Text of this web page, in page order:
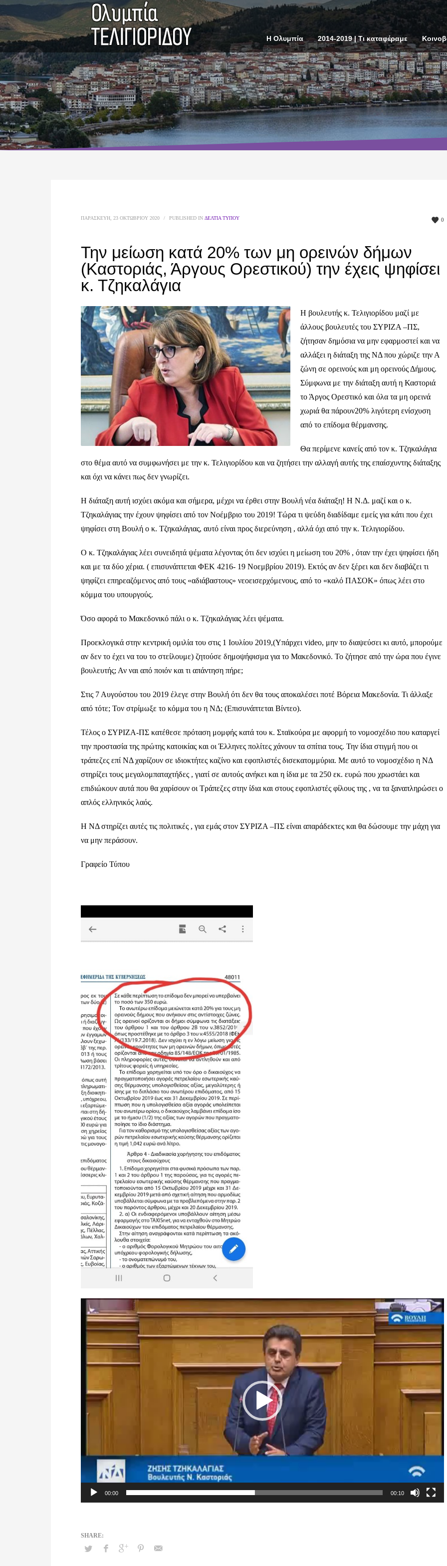
Η Ολυμπία 2014-2019 | Τι καταφέραμε
0
ΠΑΡΑΣΚΕΥΉ, 23 ΟΚΤΩΒΡΊΟΥ 2020 / PUBLISHED IN ΔΕΛΤΊΑ ΤΎΠΟΥ
Την μείωση κατά 20% των μη ορεινών δήμων
(Καστοριάς, Άργους Ορεστικού) την έχεις ψηφίσει
κ. Τζηκαλάγια
Η βουλευτής κ. Τελιγιορίδου μαζί με
άλλους βουλευτές του ΣΥΡΙΖΑ –ΠΣ,
ζήτησαν δημόσια να μην εφαρμοστεί και να
αλλάξει η διάταξη της ΝΔ που χώριζε την Α
ζώνη σε ορεινούς και μη ορεινούς Δήμους.
Σύμφωνα με την διάταξη αυτή η Καστοριά
το Άργος Ορεστικό και όλα τα μη ορεινά
χωριά θα πάρουν20% λιγότερη ενίσχυση
από το επίδομα θέρμανσης.
Θα περίμενε κανείς από τον κ. Τζηκαλάγια
στο θέμα αυτό να συμφωνήσει με την κ. Τελιγιορίδου και να ζητήσει την αλλαγή αυτής της επαίσχυντης διάταξης
και όχι να κάνει πως δεν γνωρίζει.
Η διάταξη αυτή ισχύει ακόμα και σήμερα, μέχρι να έρθει στην Βουλή νέα διάταξη! Η Ν.Δ. μαζί και ο κ.
Τζηκαλάγιας την έχουν ψηφίσει από τον Νοέμβριο του 2019! Τώρα τι ψεύδη διαδίδαμε εμείς για κάτι που έχει
ψηφίσει στη Βουλή ο κ. Τζηκαλάγιας, αυτό είναι προς διερεύνηση , αλλά όχι από την κ. Τελιγιορίδου.
Ο κ. Τζηκαλάγιας λέει συνειδητά ψέματα λέγοντας ότι δεν ισχύει η μείωση του 20% , όταν την έχει ψηφίσει ήδη
και με τα δύο χέρια. ( επισυνάπτεται ΦΕΚ 4216- 19 Νοεμβρίου 2019). Εκτός αν δεν ξέρει και δεν διαβάζει τι
ψηφίζει επηρεαζόμενος από τους «αδιάβαστους» νεοεισερχόμενους, από το «καλό ΠΑΣΟΚ» όπως λέει στο
κόμμα του υπουργούς.
Όσο αφορά το Μακεδονικό πάλι ο κ. Τζηκαλάγιας λέει ψέματα.
Προεκλογικά στην κεντρική ομιλία του στις 1 Ιουλίου 2019,(Υπάρχει video, μην το διαψεύσει κι αυτό, μπορούμε
αν δεν το έχει να του το στείλουμε) ζητούσε δημοψήφισμα για το Μακεδονικό. Το ζήτησε από την ώρα που έγινε
βουλευτής; Αν ναι από ποιόν και τι απάντηση πήρε;
Στις 7 Αυγούστου του 2019 έλεγε στην Βουλή ότι δεν θα τους αποκαλέσει ποτέ Βόρεια Μακεδονία. Τι άλλαξε
από τότε; Τον στρίμωξε το κόμμα του η ΝΔ; (Επισυνάπτεται Βίντεο).
Τέλος ο ΣΥΡΙΖΑ-ΠΣ κατέθεσε πρόταση μομφής κατά του κ. Σταϊκούρα με αφορμή το νομοσχέδιο που καταργεί
την προστασία της πρώτης κατοικίας και οι Έλληνες πολίτες χάνουν τα σπίτια τους. Την ίδια στιγμή που οι
τράπεζες επί ΝΔ χαρίζουν σε ιδιοκτήτες καζίνο και εφοπλιστές δισεκατομμύρια. Με αυτό το νομοσχέδιο η ΝΔ
στηρίζει τους μεγαλομπαταχτήδες , γιατί σε αυτούς ανήκει και η ίδια με τα 250 εκ. ευρώ που χρωστάει και
επιδιώκουν αυτά που θα χαρίσουν οι Τράπεζες στην ίδια και στους εφοπλιστές φίλους της , να τα ξαναπληρώσει ο
απλός ελληνικός λαός.
Η ΝΔ στηρίζει αυτές τις πολιτικές , για εμάς στον ΣΥΡΙΖΑ –ΠΣ είναι απαράδεκτες και θα δώσουμε την μάχη για
να μην περάσουν.
Γραφείο Τύπου
Πρόγραμμα
Αναπαραγωγής
Βίντεο
00:00 00:10